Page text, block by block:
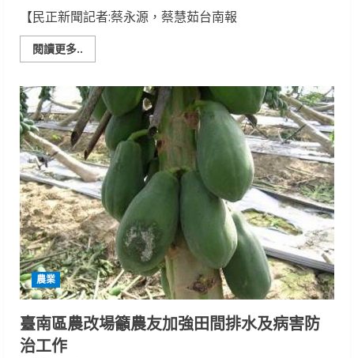
倒
數
登
【民正新聞記者:蔡永源，蔡慧茹台南報
閱讀更多..
more
動
部
助
攻
職
能
升
級！
南
分
署
「產
投」
在
職
課
程
點
亮
創
業
夢
農業
臺南區農改場籲農友加強田間排水及病害防
治工作